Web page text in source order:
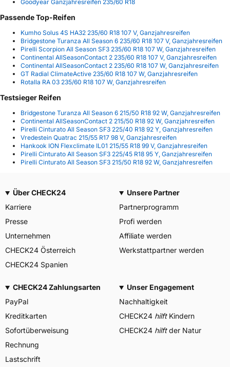
Goodyear Ganzjahresreifen 235/60 R18
Passende Top-Reifen
Kumho Solus 4S HA32 235/60 R18 107 V, Ganzjahresreifen
Bridgestone Turanza All Season 6 235/60 R18 107 V, Ganzjahresreifen
Pirelli Scorpion All Season SF3 235/60 R18 107 W, Ganzjahresreifen
Continental AllSeasonContact 2 235/60 R18 107 V, Ganzjahresreifen
Continental AllSeasonContact 2 235/60 R18 107 W, Ganzjahresreifen
GT Radial ClimateActive 235/60 R18 107 W, Ganzjahresreifen
Rotalla RA 03 235/60 R18 107 W, Ganzjahresreifen
Testsieger Reifen
Bridgestone Turanza All Season 6 215/50 R18 92 W, Ganzjahresreifen
Continental AllSeasonContact 2 215/50 R18 92 W, Ganzjahresreifen
Pirelli Cinturato All Season SF3 225/40 R18 92 Y, Ganzjahresreifen
Vredestein Quatrac 215/55 R17 98 V, Ganzjahresreifen
Hankook ION Flexclimate IL01 215/55 R18 99 V, Ganzjahresreifen
Pirelli Cinturato All Season SF3 225/45 R18 95 Y, Ganzjahresreifen
Pirelli Cinturato All Season SF3 215/50 R18 92 W, Ganzjahresreifen
Über CHECK24
Karriere
Presse
Unternehmen
CHECK24 Österreich
CHECK24 Spanien
Unsere Partner
Partnerprogramm
Profi werden
Affiliate werden
Werkstattpartner werden
CHECK24 Zahlungsarten
PayPal
Kreditkarten
Sofortüberweisung
Rechnung
Lastschrift
Unser Engagement
Nachhaltigkeit
CHECK24 hilftKindern
CHECK24 hilftder Natur